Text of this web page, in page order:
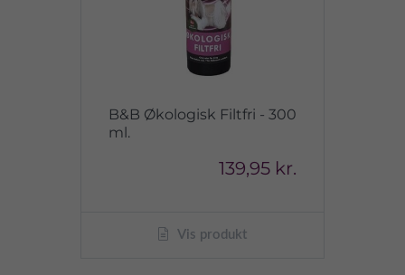
B&B Økologisk Filtfri - 300
ml.
139,95 kr.
Vis produkt